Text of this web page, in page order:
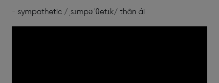
- sympathetic /ˌsɪmpəˈθetɪk/ thân ái